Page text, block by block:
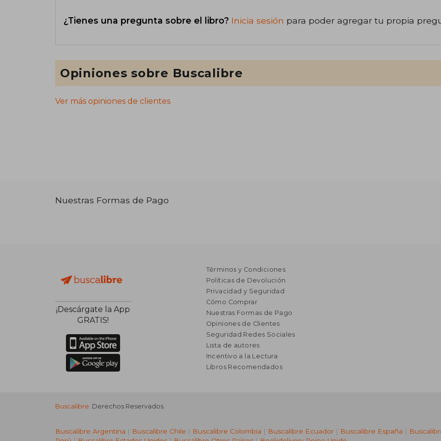
¿Tienes una pregunta sobre el libro? Inicia sesión para poder agregar tu propia
Opiniones sobre Buscalibre
Ver más opiniones de clientes
Nuestras Formas de Pago
¡Descárgate la App
GRATIS!
Términos y Condiciones
Políticas de Devolución
Privacidad y Seguridad
Cómo Comprar
Nuestras Formas de Pago
Opiniones de Clientes
Seguridad Redes Sociales
Lista de autores
Incentivo a la Lectura
Libros Recomendados
Buscalibre . Derechos Reservados.
Buscalibre Argentina | Buscalibre Chile | Buscalibre Colombia | Buscalibre Ecuador | Buscalibre España |